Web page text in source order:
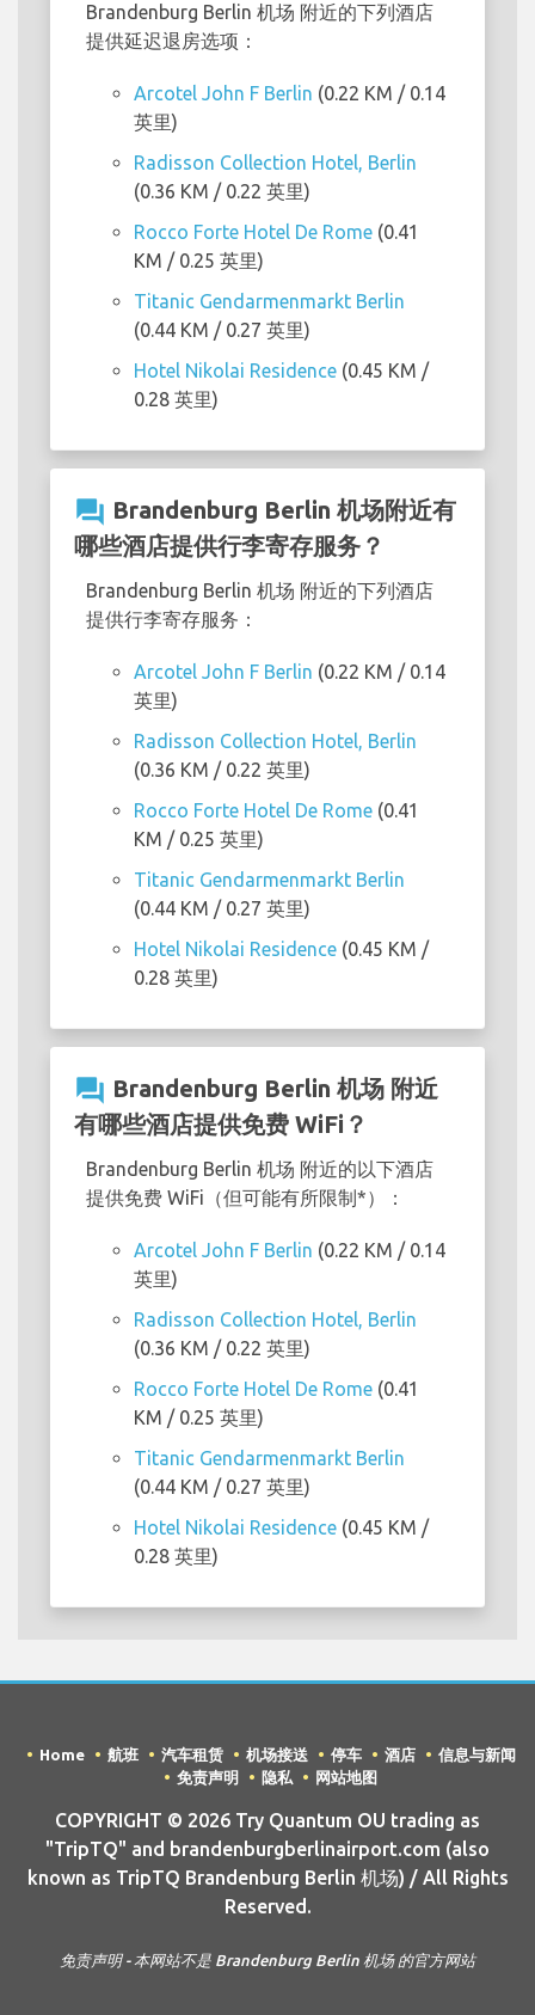
Brandenburg Berlin 机场 附近的下列酒店
提供延迟退房选项：
Arcotel John F Berlin (0.22 KM / 0.14
英里)
Radisson Collection Hotel, Berlin
(0.36 KM / 0.22 英里)
Rocco Forte Hotel De Rome (0.41
KM / 0.25 英里)
Titanic Gendarmenmarkt Berlin
(0.44 KM / 0.27 英里)
Hotel Nikolai Residence (0.45 KM /
0.28 英里)
question_answer Brandenburg Berlin 机场附近有
哪些酒店提供行李寄存服务？
Brandenburg Berlin 机场 附近的下列酒店
提供行李寄存服务：
Arcotel John F Berlin (0.22 KM / 0.14
英里)
Radisson Collection Hotel, Berlin
(0.36 KM / 0.22 英里)
Rocco Forte Hotel De Rome (0.41
KM / 0.25 英里)
Titanic Gendarmenmarkt Berlin
(0.44 KM / 0.27 英里)
Hotel Nikolai Residence (0.45 KM /
0.28 英里)
question_answer Brandenburg Berlin 机场 附近
有哪些酒店提供免费 WiFi？
Brandenburg Berlin 机场 附近的以下酒店
提供免费 WiFi（但可能有所限制*）：
Arcotel John F Berlin (0.22 KM / 0.14
英里)
Radisson Collection Hotel, Berlin
(0.36 KM / 0.22 英里)
Rocco Forte Hotel De Rome (0.41
KM / 0.25 英里)
Titanic Gendarmenmarkt Berlin
(0.44 KM / 0.27 英里)
Hotel Nikolai Residence (0.45 KM /
0.28 英里)
Home 航班 汽车租赁 机场接送 停车 酒店
信息与新闻
免责声明
隐私 网站地图
COPYRIGHT © 2026 Try Quantum OU trading as
"TripTQ" and brandenburgberlinairport.com (also
known as TripTQ Brandenburg Berlin 机场) / All Rights
Reserved.
免责声明 - 本网站不是 Brandenburg Berlin 机场 的官方网站